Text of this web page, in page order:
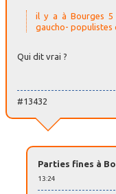
il y a à Bourges 5
gaucho- populistes
Qui dit vrai ?
#13432
Parties fines à
13:24